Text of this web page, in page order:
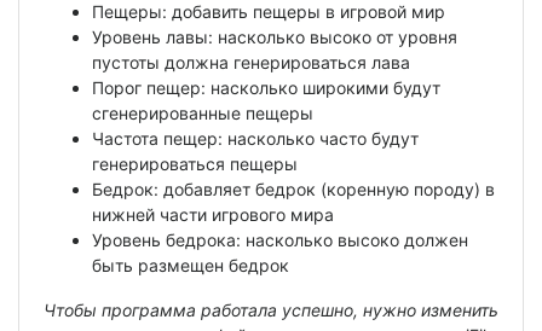
Пещеры: добавить пещеры в игровой мир
Уровень лавы: насколько высоко от уровня
пустоты должна генерироваться лава
Порог пещер: насколько широкими будут
сгенерированные пещеры
Частота пещер: насколько часто будут
генерироваться пещеры
Бедрок: добавляет бедрок (коренную породу) в
нижней части игрового мира
Уровень бедрока: насколько высоко должен
быть размещен бедрок
Чтобы программа работала успешно, нужно изменить